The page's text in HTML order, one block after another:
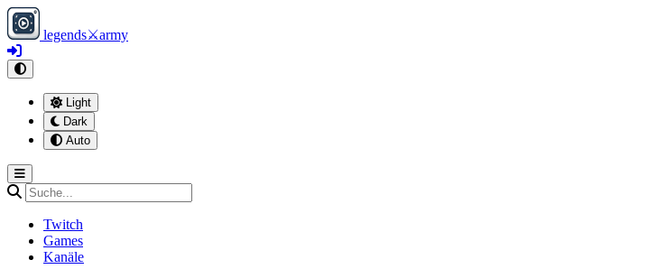
legends⚔army
Light
Dark
Auto
Twitch
Games
Kanäle